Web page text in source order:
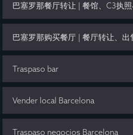
Traspaso bar
Vender local Barcelona
Traspaso negocios Barcelona